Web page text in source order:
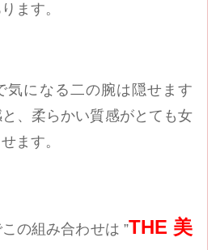
ます。
気になる二の腕は隠せます
、柔らかい質感がとても女
ます。
の組み合わせは ”THE 美